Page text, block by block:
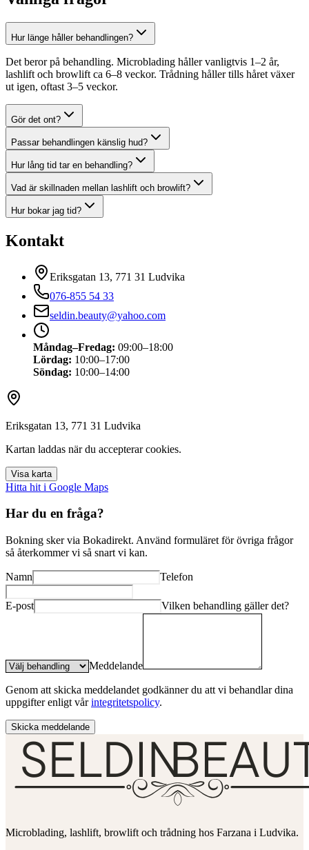
Hur länge håller behandlingen?
Det beror på behandling. Microblading håller vanligtvis 1–2 år,
lashlift och browlift ca 6–8 veckor. Trådning håller tills håret växer
ut igen, oftast 3–5 veckor.
Gör det ont?
Passar behandlingen känslig hud?
Hur lång tid tar en behandling?
Vad är skillnaden mellan lashlift och browlift?
Hur bokar jag tid?
Kontakt
Eriksgatan 13, 771 31 Ludvika
076-855 54 33
seldin.beauty@yahoo.com
Måndag–Fredag: 09:00–18:00
Lördag: 10:00–17:00
Söndag: 10:00–14:00
Eriksgatan 13, 771 31 Ludvika
Kartan laddas när du accepterar cookies.
Visa karta
Hitta hit i Google Maps
Har du en fråga?
Bokning sker via Bokadirekt. Använd formuläret för övriga frågor
så återkommer vi så snart vi kan.
Namn Telefon
E-post Vilken behandling gäller det?
Meddelande
Genom att skicka meddelandet godkänner du att vi behandlar dina
uppgifter enligt vår integritetspolicy.
Skicka meddelande
Microblading, lashlift, browlift och trådning hos Farzana i Ludvika.